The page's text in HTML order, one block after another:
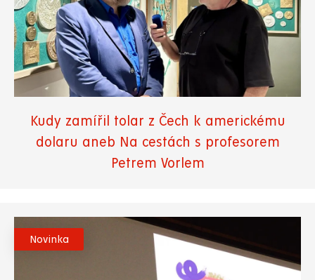
Kudy zamířil tolar z Čech k americkému
dolaru aneb Na cestách s profesorem
Petrem Vorlem
Novinka